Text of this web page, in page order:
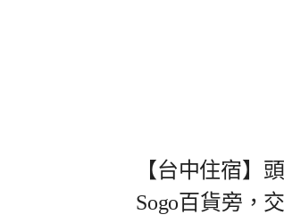
【台中住宿】
Sogo百貨旁，